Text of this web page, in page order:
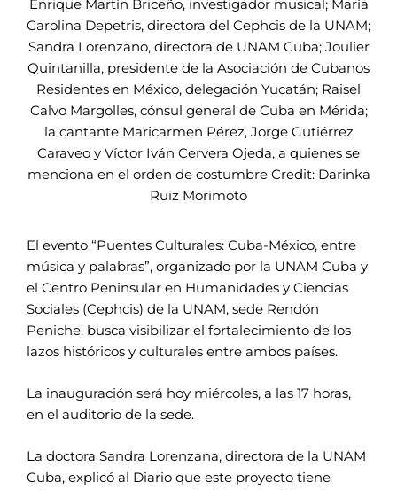
Enrique Martín Briceño, investigador musical; María
Carolina Depetris, directora del Cephcis de la UNAM;
Sandra Lorenzano, directora de UNAM Cuba; Joulier
Quintanilla, presidente de la Asociación de Cubanos
Residentes en México, delegación Yucatán; Raisel
Calvo Margolles, cónsul general de Cuba en Mérida;
la cantante Maricarmen Pérez, Jorge Gutiérrez
Caraveo y Víctor Iván Cervera Ojeda, a quienes se
menciona en el orden de costumbre Credit: Darinka
Ruiz Morimoto
El evento “Puentes Culturales: Cuba-México, entre
música y palabras”, organizado por la UNAM Cuba y
el Centro Peninsular en Humanidades y Ciencias
Sociales (Cephcis) de la UNAM, sede Rendón
Peniche, busca visibilizar el fortalecimiento de los
lazos históricos y culturales entre ambos países.
La inauguración será hoy miércoles, a las 17 horas,
en el auditorio de la sede.
La doctora Sandra Lorenzana, directora de la UNAM
Cuba, explicó al Diario que este proyecto tiene